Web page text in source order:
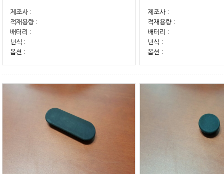
제조사 :
적재용량 :
배터리 :
년식 :
옵션 :
제조사 :
적재용량 :
배터리 :
년식 :
옵션 :